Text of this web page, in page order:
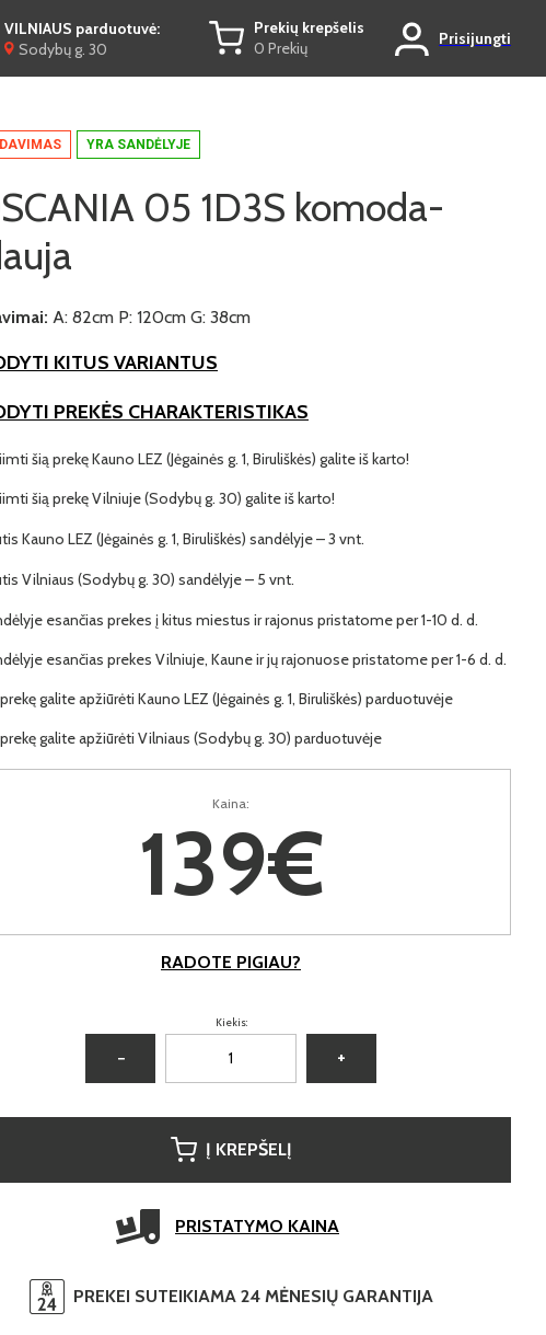
VILNIAUS parduotuvė:
Sodybų g. 30
Prekių krepšelis
0 Prekių
Prisijungti
YRA SANDĖLYJE
05 1D3S komoda-
A: 82cm P: 120cm G: 38cm
KITUS VARIANTUS
PREKĖS CHARAKTERISTIKAS
šią prekę Kauno LEZ (Jėgainės g. 1, Biruliškės) galite iš karto!
šią prekę Vilniuje (Sodybų g. 30) galite iš karto!
Kauno LEZ (Jėgainės g. 1, Biruliškės) sandėlyje – 3 vnt.
Vilniaus (Sodybų g. 30) sandėlyje – 5 vnt.
esančias prekes į kitus miestus ir rajonus pristatome per 1-10 d. d.
esančias prekes Vilniuje, Kaune ir jų rajonuose pristatome per 1-6 d. d.
galite apžiūrėti Kauno LEZ (Jėgainės g. 1, Biruliškės) parduotuvėje
galite apžiūrėti Vilniaus (Sodybų g. 30) parduotuvėje
Kaina:
139€
RADOTE PIGIAU?
Kiekis:
− +
Į KREPŠELĮ
PRISTATYMO KAINA
PREKEI SUTEIKIAMA 24 MĖNESIŲ GARANTIJA